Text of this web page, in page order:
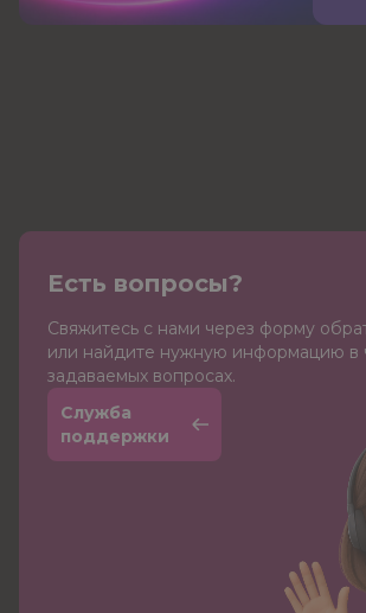
Есть вопросы?
Cвяжитесь с нами через форму
или найдите нужную информацию в
задаваемых вопросах.
Служба
поддержки